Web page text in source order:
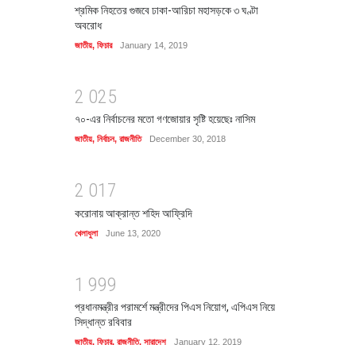
শ্রমিক নিহতের গুজবে ঢাকা-আরিচা মহাসড়কে ৩ ঘণ্টা
অবরোধ
জাতীয়, ফিচার January 14, 2019
2 025
৭০-এর নির্বাচনের মতো গণজোয়ার সৃষ্টি হয়েছেঃ নাসিম
জাতীয়, নির্বাচন, রাজনীতি December 30, 2018
2 01 7
করোনায় আক্রান্ত শহিদ আফ্রিদি
খেলাধুলা June 13, 2020
1 999
প্রধানমন্ত্রীর পরামর্শে মন্ত্রীদের পিএস নিয়োগ, এপিএস নিয়ে
সিদ্ধান্ত রবিবার
জাতীয়, ফিচার, রাজনীতি, সারাদেশ January 12, 2019